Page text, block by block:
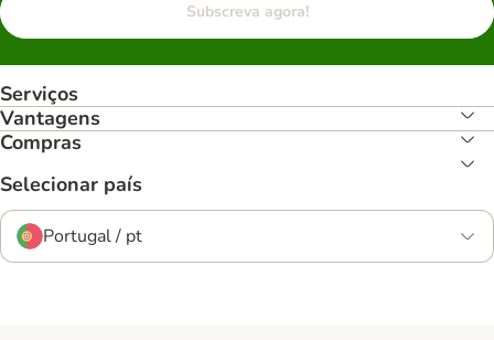
Subscreva agora!
Serviços
Vantagens
Compras
Selecionar país
Portugal / pt